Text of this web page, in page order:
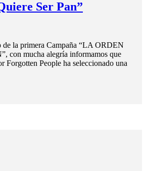
Ser Pan”
de la primera Campaña “LA ORDEN
con mucha alegría informamos que
Forgotten People ha seleccionado una